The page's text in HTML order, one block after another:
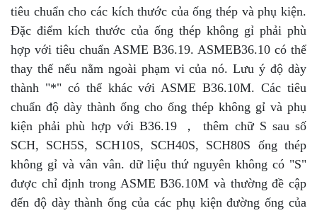
tiêu chuẩn cho các kích thước của ống thép và phụ kiện.
Đặc điểm kích thước của ống thép không gỉ phải phù
hợp với tiêu chuẩn ASME B36.19. ASMEB36.10 có thể
thay thế nếu nằm ngoài phạm vi của nó. Lưu ý độ dày
thành "*" có thể khác với ASME B36.10M. Các tiêu
chuẩn độ dày thành ống cho ống thép không gỉ và phụ
kiện phải phù hợp với B36.19 ， thêm chữ S sau số
SCH, SCH5S, SCH10S, SCH40S, SCH80S ống thép
không gỉ và vân vân. dữ liệu thứ nguyên không có "S"
được chỉ định trong ASME B36.10M và thường đề cập
đến độ dày thành ống của các phụ kiện đường ống của